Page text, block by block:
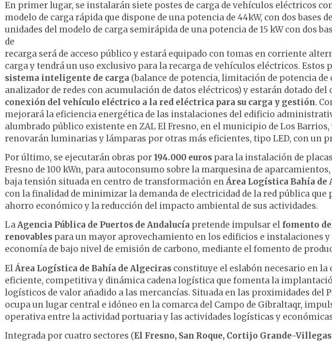
En primer lugar, se instalarán siete postes de carga de vehículos eléctricos
modelo de carga rápida que dispone de una potencia de 44kW, con dos bases
unidades del modelo de carga semirápida de una potencia de 15 kW con dos
de
recarga será de acceso público y estará equipado con tomas en corriente
carga y tendrá un uso exclusivo para la recarga de vehículos eléctricos. Estos
sistema inteligente de carga (balance de potencia, limitación de potencia de
analizador de redes con acumulación de datos eléctricos) y estarán dotado
conexión del vehículo eléctrico a la red eléctrica para su carga y gestión.
mejorará la eficiencia energética de las instalaciones del edificio
alumbrado público existente en ZAL El Fresno, en el municipio de Los Barrios,
renovarán luminarias y lámparas por otras más eficientes, tipo LED, con un
Por último, se ejecutarán obras por194.000 euros para la instalación de
Fresno de 100 kWn, para autoconsumo sobre la marquesina de
baja tensión situada en centro de transformación enÁrea Logística Bahía de
con la finalidad de minimizar la demanda de electricidad de la red pública
ahorro económico y la reducción del impacto ambiental de sus actividades.
LaAgencia Pública de Puertos de Andalucía pretende impulsar el fomento
renovables para un mayor aprovechamiento en los edificios e instalaciones y
economía de bajo nivel de emisión de carbono, mediante el fomento de
ElÁrea Logística de Bahía de Algeciras constituye el eslabón necesario en la
eficiente, competitiva y dinámica cadena logística que fomenta la
logísticos de valor añadido a las mercancías. Situada en las proximidades del
ocupa un lugar central e idóneo en la comarca del Campo de Gibraltaqr,
operativa entre la actividad portuaria y las actividades logísticas y
Integrada por cuatro sectores (El Fresno, San Roque, Cortijo Grande-